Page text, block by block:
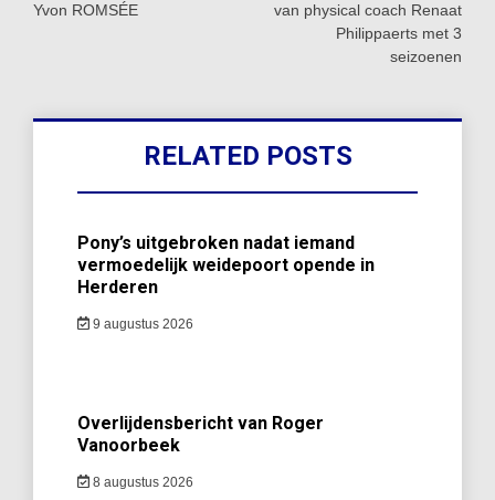
Yvon ROMSÉE
van physical coach Renaat
Philippaerts met 3
seizoenen
RELATED POSTS
Pony’s uitgebroken nadat iemand
vermoedelijk weidepoort opende in
Herderen
9 augustus 2026
Overlijdensbericht van Roger
Vanoorbeek
8 augustus 2026